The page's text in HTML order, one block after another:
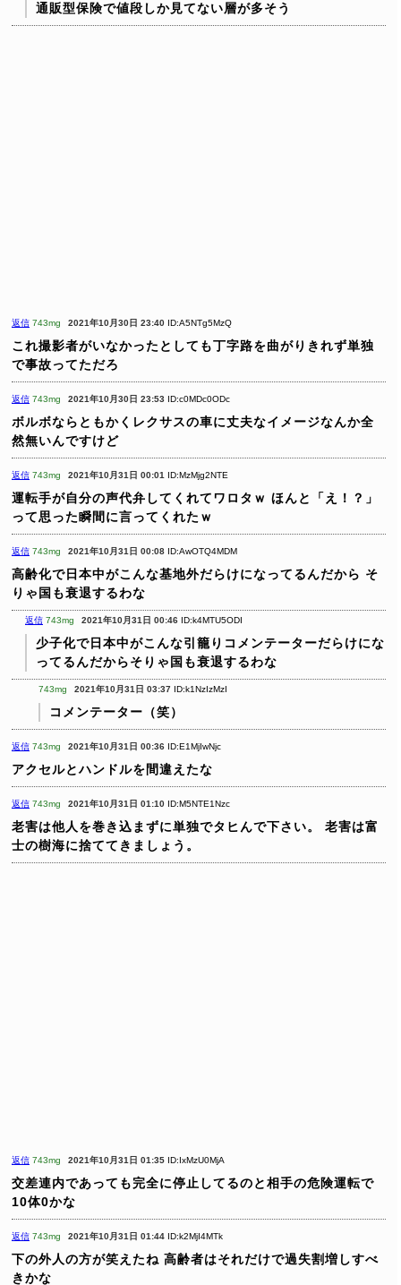
通販型保険で値段しか見てない層が多そう
返信 743mg 2021年10月30日 23:40 ID:A5NTg5MzQ
これ撮影者がいなかったとしても丁字路を曲がりきれず単独
で事故ってただろ
返信 743mg 2021年10月30日 23:53 ID:c0MDc0ODc
ボルボならともかくレクサスの車に丈夫なイメージなんか全
然無いんですけど
返信 743mg 2021年10月31日 00:01 ID:MzMjg2NTE
運転手が自分の声代弁してくれてワロタｗ ほんと「え！？」
って思った瞬間に言ってくれたｗ
返信 743mg 2021年10月31日 00:08 ID:AwOTQ4MDM
高齢化で日本中がこんな基地外だらけになってるんだから そ
りゃ国も衰退するわな
返信 743mg 2021年10月31日 00:46 ID:k4MTU5ODI
少子化で日本中がこんな引籠りコメンテーターだらけにな
ってるんだからそりゃ国も衰退するわな
743mg 2021年10月31日 03:37 ID:k1NzIzMzI
コメンテーター（笑）
返信 743mg 2021年10月31日 00:36 ID:E1MjIwNjc
アクセルとハンドルを間違えたな
返信 743mg 2021年10月31日 01:10 ID:M5NTE1Nzc
老害は他人を巻き込まずに単独でタヒんで下さい。
老害は富
士の樹海に捨ててきましょう。
返信 743mg 2021年10月31日 01:35 ID:IxMzU0MjA
交差連内であっても完全に停止してるのと相手の危険運転で
10体0かな
返信 743mg 2021年10月31日 01:44 ID:k2MjI4MTk
下の外人の方が笑えたね 高齢者はそれだけで過失割増しすべ
きかな